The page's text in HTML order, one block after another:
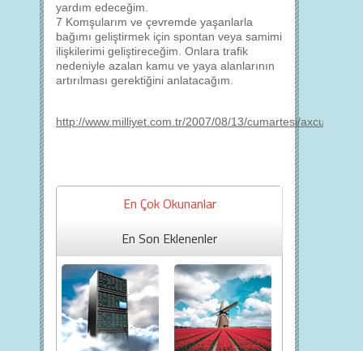
yardım edeceğim.
7 Komşularım ve çevremde yaşanlarla
bağımı geliştirmek için spontan veya samimi
ilişkilerimi geliştireceğim. Onlara trafik
nedeniyle azalan kamu ve yaya alanlarının
artırılması gerektiğini anlatacağım.
http://www.milliyet.com.tr/2007/08/13/cumartesi/
En Çok Okunanlar
En Son Eklenenler